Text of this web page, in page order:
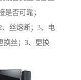
是否可靠；
丝熔断；3、电
换丝；3、更换